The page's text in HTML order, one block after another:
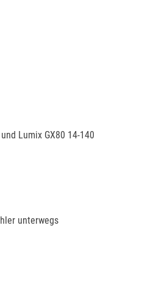
Lumix GX80 14-140
unterwegs